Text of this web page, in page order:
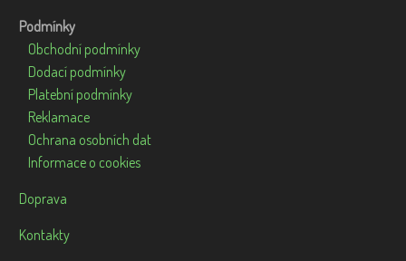
Podmínky
Obchodní podmínky
Dodací podmínky
Platební podmínky
Reklamace
Ochrana osobních dat
Informace o cookies
Doprava
Kontakty